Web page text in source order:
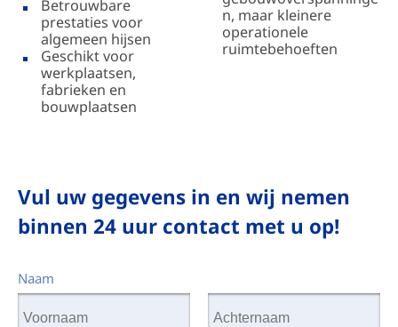
Betrouwbare
prestaties voor
algemeen hijsen
Geschikt voor
werkplaatsen,
fabrieken en
bouwplaatsen
n, maar kleinere
operationele
ruimtebehoeften
Vul uw gegevens in en wij nemen
binnen 24 uur contact met u op!
Naam